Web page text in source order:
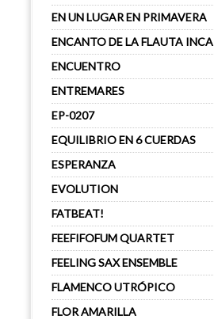
EN UN LUGAR EN PRIMAVERA
ENCANTO DE LA FLAUTA INCA
ENCUENTRO
ENTREMARES
EP-0207
EQUILIBRIO EN 6 CUERDAS
ESPERANZA
EVOLUTION
FATBEAT!
FEEFIFOFUM QUARTET
FEELING SAX ENSEMBLE
FLAMENCO UTRÓPICO
FLOR AMARILLA